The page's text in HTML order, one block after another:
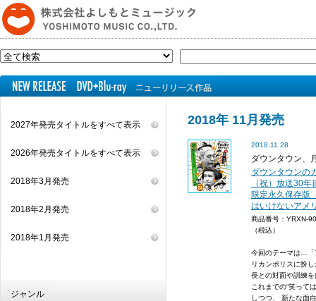
2027年発売タイトルをすべて表示
2026年発売タイトルをすべて表示
2018年3月発売
2018年2月発売
2018年1月発売
ジャンル
2018年 11月発売
2018.11.28
ダウンタウン、
ダウンタウンの
（祝）放送30
限定永久保存版
はいけないアメ
商品番号：YRXN-
（税込）
今回のテーマは…「
リカンポリスに扮
長との対面や訓練
これまでの“笑って
しつつ、 新たな面